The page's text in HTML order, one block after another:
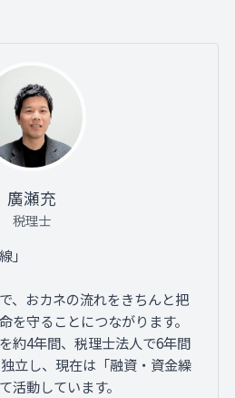
廣瀬充
税理士
」
、おカネの流れをきちんと把
を守ることにつながります。
約4年間、税理士法人で6年間
立し、現在は「融資・資金繰
活動しています。